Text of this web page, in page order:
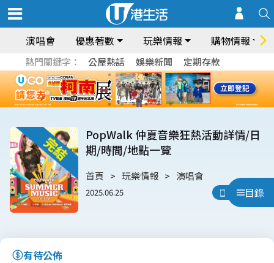
演唱會 優惠著數 玩樂情報 購物情報
熱門關鍵字： 公屋熱話 娛樂新聞 定期存款
目錄
PopWalk 仲夏音樂狂熱活動詳情/日
期/時間/地點一覽
首頁 玩樂情報 演唱會
2025.06.25 用App睇
有待公佈